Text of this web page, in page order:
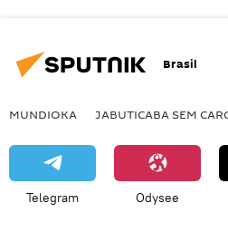
Brasil
MUNDIOKA JABUTICABA SEM
Telegram Odysee